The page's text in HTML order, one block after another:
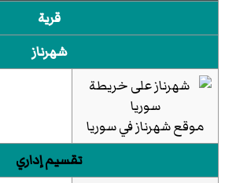
قرية
شهرناز
موقع شهرناز في سوريا
تقسيم إداري